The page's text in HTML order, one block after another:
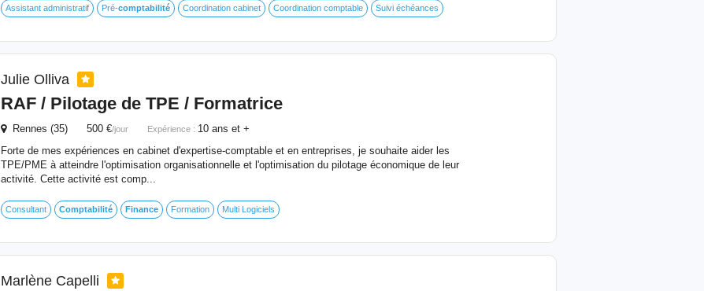
Assistant administratif Pré-comptabilité Coordination cabinet Coordination comptable Suivi échéances
Julie Olliva
RAF / Pilotage de TPE / Formatrice
Rennes (35) 500 €/jour Expérience : 10 ans et +
Forte de mes expériences en cabinet d'expertise-comptable et en entreprises, je souhaite aider les
TPE/PME à atteindre l'optimisation organisationnelle et l'optimisation du pilotage économique de leur
activité. Cette activité est comp...
Consultant Comptabilité Finance Formation Multi Logiciels
Marlène Capelli